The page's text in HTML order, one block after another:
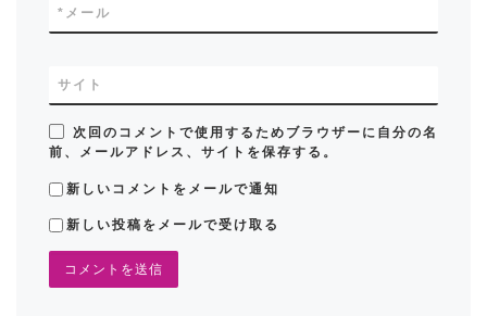
メール
*
サイト
次回のコメントで使用するためブラウザーに自分の名
前、メールアドレス、サイトを保存する。
新しいコメントをメールで通知
新しい投稿をメールで受け取る